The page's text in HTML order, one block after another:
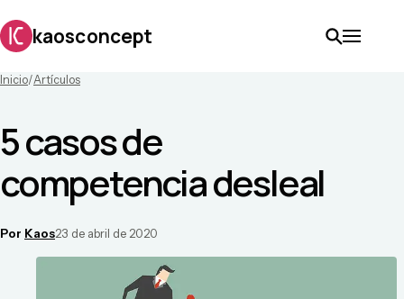
kaosconcept
Inicio/Artículos
5 casos de
competencia desleal
Por Kaos23 de abril de 2020